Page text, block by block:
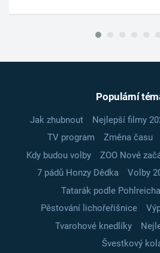
Populární
Jak zhubnout Nejlepší filmy
TV program
Změna času
Kdy budou volby
ZOO Nové
7 pádů Honzy Dědka
Volby
Tatarák podle Pohlreicha
Pěstování lichořeřišnice
Tvarohové knedlíky
Švestkový